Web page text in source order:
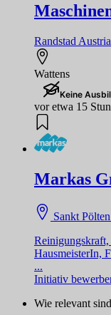
Randstad Austria
Wattens
Keine
vor etwa 15
Markas
Sankt Pölten
HausmeisterIn,
...
Initiativ
Wie relevant